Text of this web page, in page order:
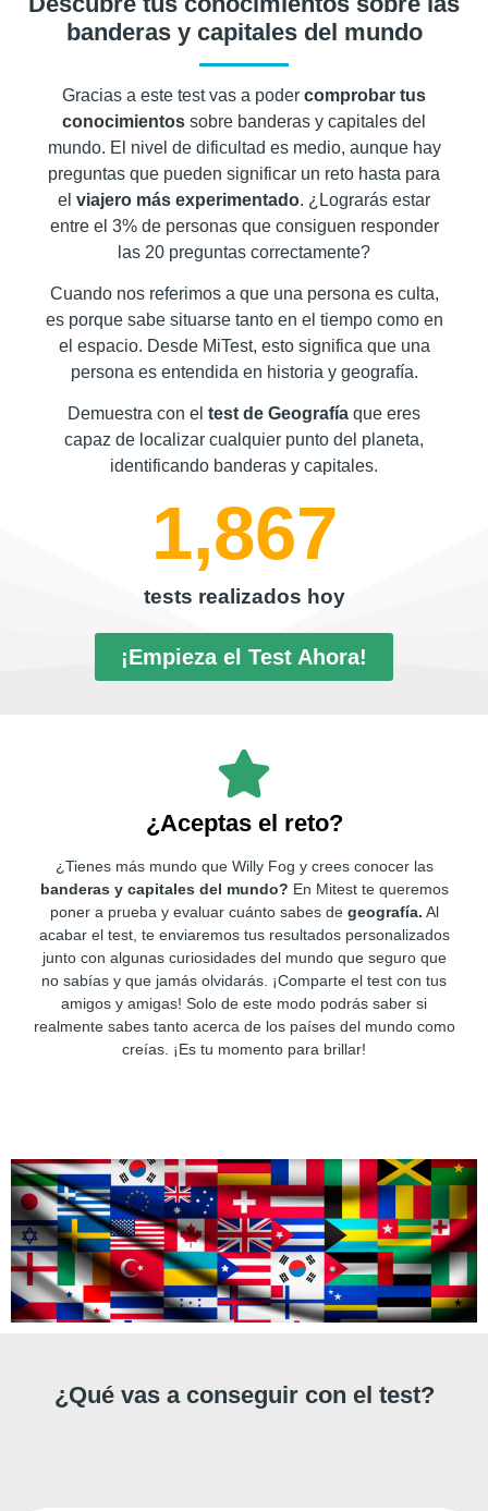
banderas y capitales del mundo
Gracias a este test vas a poder comprobar tus
conocimientos sobre banderas y capitales del
mundo. El nivel de dificultad es medio, aunque hay
preguntas que pueden significar un reto hasta para
el viajero más experimentado. ¿Lograrás estar
entre el 3% de personas que consiguen responder
las 20 preguntas correctamente?
Cuando nos referimos a que una persona es culta,
es porque sabe situarse tanto en el tiempo como en
el espacio. Desde MiTest, esto significa que una
persona es entendida en historia y geografía.
Demuestra con el test de Geografía que eres
capaz de localizar cualquier punto del planeta,
identificando banderas y capitales.
tests realizados hoy
1,867
¡Empieza el Test Ahora!
¿Aceptas el reto?
¿Tienes más mundo que Willy Fog y crees conocer las
banderas y capitales del mundo? En Mitest te queremos
poner a prueba y evaluar cuánto sabes de geografía. Al
acabar el test, te enviaremos tus resultados personalizados
junto con algunas curiosidades del mundo que seguro que
no sabías y que jamás olvidarás. ¡Comparte el test con tus
amigos y amigas! Solo de este modo podrás saber si
realmente sabes tanto acerca de los países del mundo como
creías. ¡Es tu momento para brillar!
¿Qué vas a conseguir con el test?